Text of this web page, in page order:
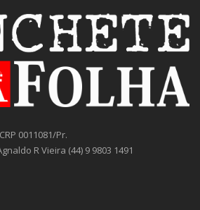
0011081/Pr.
R Vieira (44) 9 9803 1491